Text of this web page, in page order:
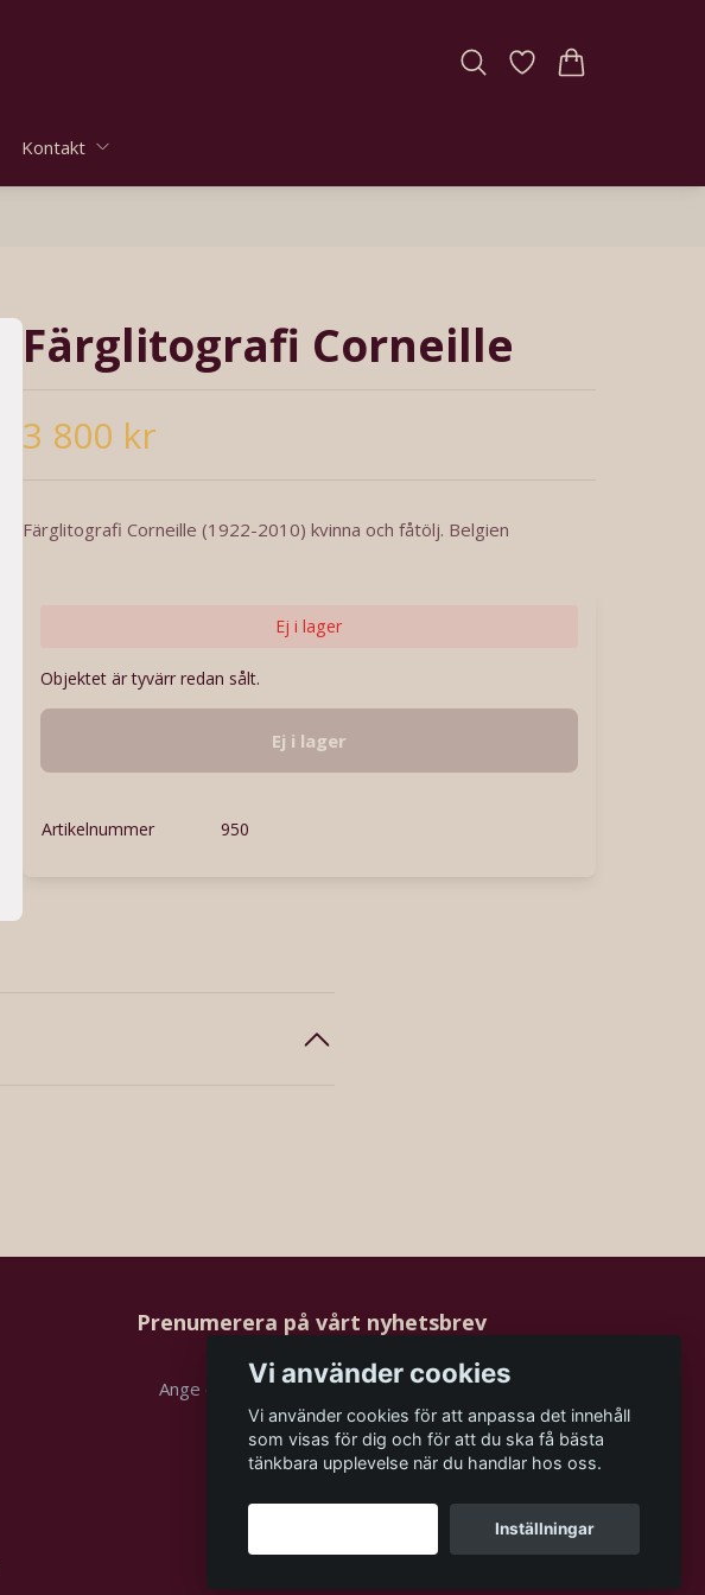
Kontakt
Färglitografi Corneille
3 800 kr
Färglitografi Corneille (1922-2010) kvinna och fåtölj. Belgien
Ej i lager
Objektet är tyvärr redan sålt.
Ej i lager
Artikelnummer 950
Prenumerera på vårt nyhetsbrev
Prenumerera
Vi använder cookies
Vi använder cookies för att anpassa det innehåll
som visas för dig och för att du ska få bästa
tänkbara upplevelse när du handlar hos oss.
Inställningar